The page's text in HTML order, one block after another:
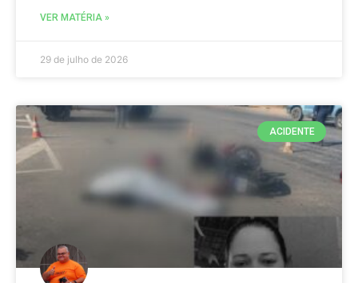
VER MATÉRIA »
29 de julho de 2026
ACIDENTE